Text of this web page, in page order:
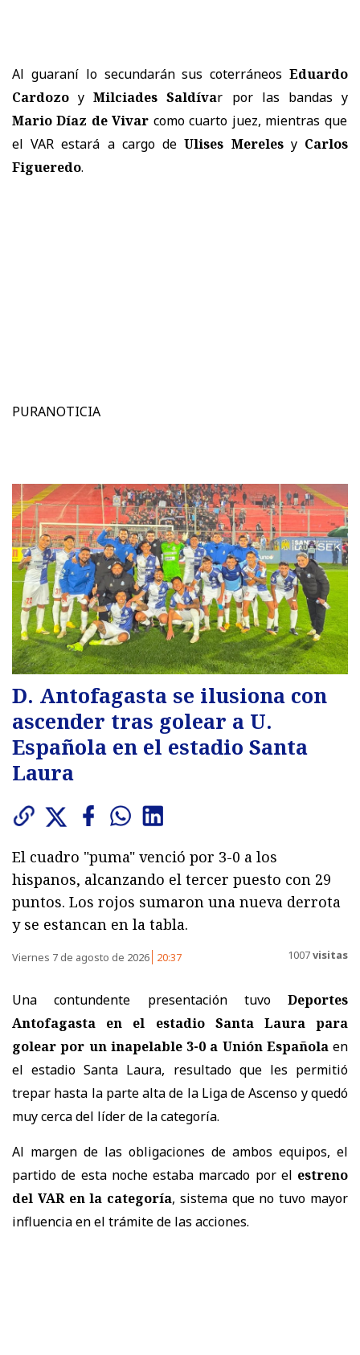
Al guaraní lo secundarán sus coterráneos Eduardo
Cardozo yMilciades Saldívar por las bandas y
Mario Díaz de Vivar como cuarto juez, mientras que
el VAR estará a cargo deUlises MerelesyCarlos
Figueredo.
PURANOTICIA
D. Antofagasta se ilusiona con
ascender tras golear a U.
Española en el estadio Santa
Laura
El cuadro "puma" venció por 3-0 a los
hispanos, alcanzando el tercer puesto con 29
puntos. Los rojos sumaron una nueva derrota
y se estancan en la tabla.
Viernes 7 de agosto de 2026 20:37 1007visitas
Una contundente presentación tuvo Deportes
Antofagasta en el estadio Santa Laura para
golear por un inapelable 3-0 a Unión Españolaen
el estadio Santa Laura, resultado que les permitió
trepar hasta la parte alta de la Liga de Ascenso y quedó
muy cerca del líder de la categoría.
Al margen de las obligaciones de ambos equipos, el
partido de esta noche estaba marcado por el estreno
del VAR en la categoría, sistema que no tuvo mayor
influencia en el trámite de las acciones.